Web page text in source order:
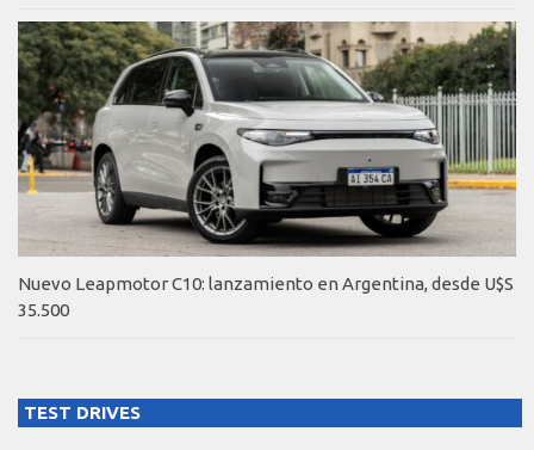
Nuevo Leapmotor C10: lanzamiento en Argentina, desde U$S
35.500
TEST DRIVES